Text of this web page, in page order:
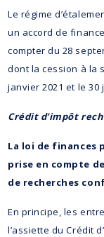
Le régime
un accord de
compter du 28
dont la cession à la
janvier 2021 et le 30
Crédit d’impôt
La loi de finances
prise en compte
de recherches
En principe, les
l’assiette du Crédit